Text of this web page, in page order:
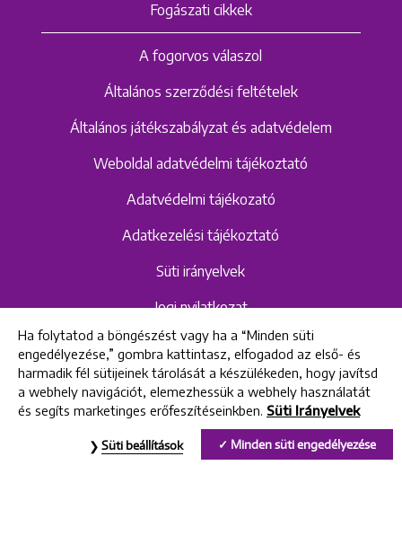
Fogászati cikkek
A fogorvos válaszol
Általános szerződési feltételek
Általános játékszabályzat és adatvédelem
Weboldal adatvédelmi tájékoztató
Adatvédelmi tájékozató
Adatkezelési tájékoztató
Süti irányelvek
Jogi nyilatkozat
Hangrögzítéshez kapcsolódó adatvédelmi
szabályzat és tájékoztató
Uniklinik Fogászati és Implantációs Központ
Ha folytatod a böngészést vagy ha a “Minden süti
engedélyezése,” gombra kattintasz, elfogadod az első- és
harmadik fél sütijeinek tárolását a készülékeden, hogy javítsd
a webhely navigációt, elemezhessük a webhely használatát
és segíts marketinges erőfeszítéseinkben. Süti Irányelvek
Minden süti engedélyezése
Süti beállítások